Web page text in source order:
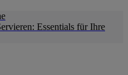
Essentials für Ihre